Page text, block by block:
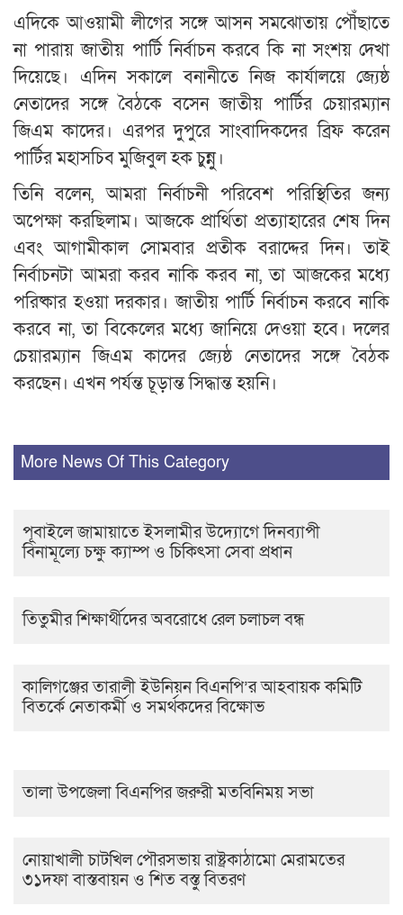
এদিকে আওয়ামী লীগের সঙ্গে আসন সমঝোতায় পৌঁছাতে
না পারায় জাতীয় পার্টি নির্বাচন করবে কি না সংশয় দেখা
দিয়েছে। এদিন সকালে বনানীতে নিজ কার্যালয়ে জ্যেষ্ঠ
নেতাদের সঙ্গে বৈঠকে বসেন জাতীয় পার্টির চেয়ারম্যান
জিএম কাদের। এরপর দুপুরে সাংবাদিকদের ব্রিফ করেন
পার্টির মহাসচিব মুজিবুল হক চুন্নু।
তিনি বলেন, আমরা নির্বাচনী পরিবেশ পরিস্থিতির জন্য
অপেক্ষা করছিলাম। আজকে প্রার্থিতা প্রত্যাহারের শেষ দিন
এবং আগামীকাল সোমবার প্রতীক বরাদ্দের দিন। তাই
নির্বাচনটা আমরা করব নাকি করব না, তা আজকের মধ্যে
পরিষ্কার হওয়া দরকার। জাতীয় পার্টি নির্বাচন করবে নাকি
করবে না, তা বিকেলের মধ্যে জানিয়ে দেওয়া হবে। দলের
চেয়ারম্যান জিএম কাদের জ্যেষ্ঠ নেতাদের সঙ্গে বৈঠক
করছেন। এখন পর্যন্ত চূড়ান্ত সিদ্ধান্ত হয়নি।
More News Of This Category
পূবাইলে জামায়াতে ইসলামীর উদ্যোগে দিনব্যাপী
বিনামূল্যে চক্ষু ক্যাম্প ও চিকিৎসা সেবা প্রধান
তিতুমীর শিক্ষার্থীদের অবরোধে রেল চলাচল বন্ধ
কালিগঞ্জের তারালী ইউনিয়ন বিএনপি’র আহবায়ক কমিটি
বিতর্কে নেতাকর্মী ও সমর্থকদের বিক্ষোভ
তালা উপজেলা বিএনপির জরুরী মতবিনিময় সভা
নোয়াখালী চাটখিল পৌরসভায় রাষ্ট্রকাঠামো মেরামতের
৩১দফা বাস্তবায়ন ও শিত বস্তু বিতরণ